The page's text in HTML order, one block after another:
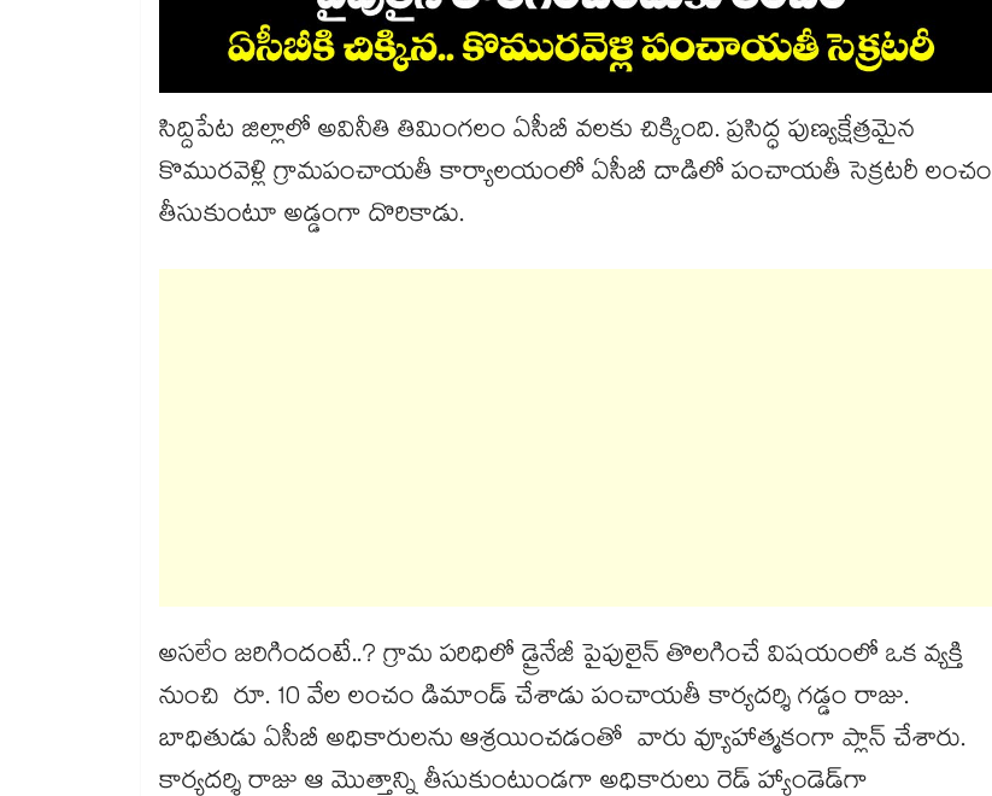
సిద్దిపేట జిల్లాలో అవినీతి తిమింగలం ఏసీబీ వలకు చిక్కింది. ప్రసిద్ధ పుణ్యక్షేత్రమైన
కొమురవెళ్లి గ్రామపంచాయతీ కార్యాలయంలో ఏసీబీ దాడిలో పంచాయతీ సెక్రటరీ లంచం
తీసుకుంటూ అడ్డంగా దొరికాడు.
అసలేం జరిగిందంటే..? గ్రామ పరిధిలో డ్రైనేజీ పైపులైన్ తొలగించే విషయంలో ఒక వ్యక్తి
నుంచి రూ. 10 వేల లంచం డిమాండ్ చేశాడు పంచాయతీ కార్యదర్శి గడ్డం రాజు.
బాధితుడు ఏసీబీ అధికారులను ఆశ్రయించడంతో వారు వ్యూహాత్మకంగా ప్లాన్ చేశారు.
కార్యదర్శి రాజు ఆ మొత్తాన్ని తీసుకుంటుండగా అధికారులు రెడ్ హ్యాండెడ్‌గా